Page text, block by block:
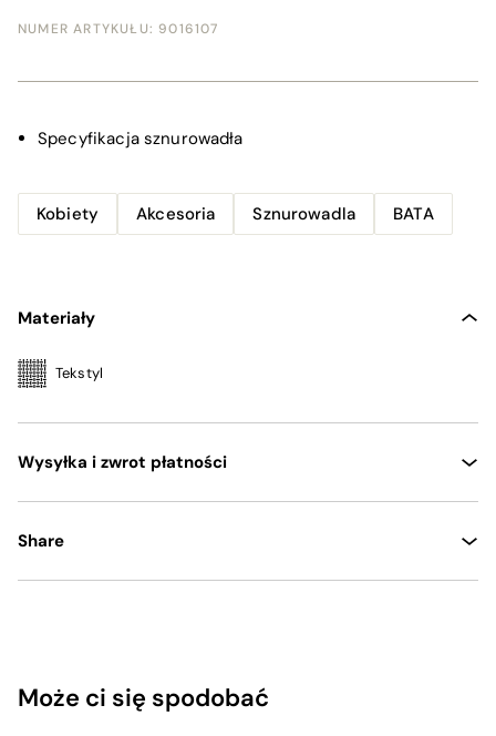
NUMER ARTYKUŁU: 9016107
Specyfikacjasznurowadła
Kobiety Akcesoria Sznurowadla BATA
Materiały
Tekstyl
Wysyłka i zwrot płatności
Share
Może ci się spodobać